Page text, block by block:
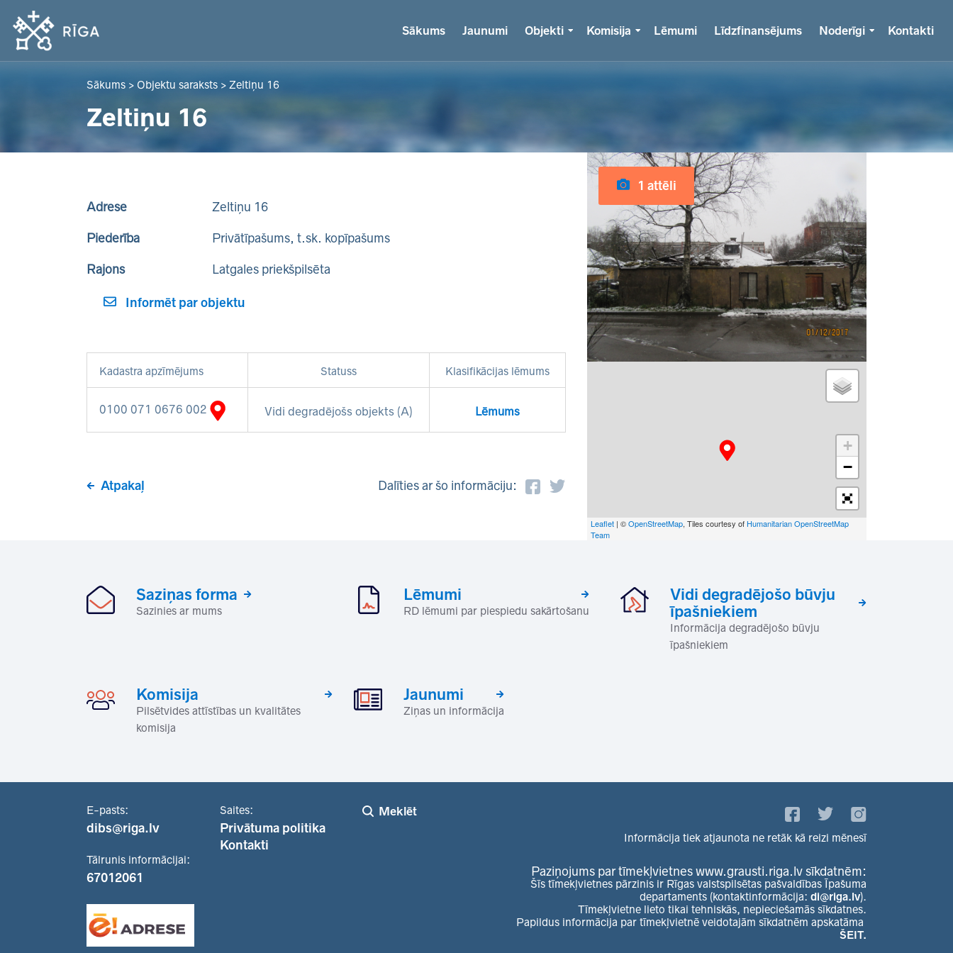
Sākums Jaunumi Objekti Komisija Lēmumi Līdzfinansējums Noderīgi Kontakti
Sākums > Objektu saraksts > Zeltiņu 16
Zeltiņu 16
Adrese Zeltiņu 16
Piederība Privātīpašums, t.sk. kopīpašums
Rajons Latgales priekšpilsēta
Informēt par objektu
Kadastra apzīmējums Statuss Klasifikācijas lēmums
0100 071 0676 002 Vidi degradējošs objekts (A) Lēmums
Atpakaļ Dalīties ar šo informāciju:
1 attēli
+
−
Leaflet | ©OpenStreetMap, Tiles courtesy of Humanitarian OpenStreetMap
Team
Saziņas forma
Sazinies ar mums
Lēmumi
RD lēmumi par piespiedu sakārtošanu
Vidi degradējošo būvju
īpašniekiem
Informācija degradējošo būvju
īpašniekiem
Komisija
Pilsētvides attīstības un kvalitātes
komisija
Jaunumi
Ziņas un informācija
E-pasts:
dibs@riga.lv
Tālrunis informācijai:
67012061
Saites:
Privātuma politika
Kontakti
Meklēt
Informācija tiek atjaunota ne retāk kā reizi mēnesī
Paziņojums par tīmekļvietnes www.grausti.riga.lv sīkdatnēm:
Šīs tīmekļvietnes pārzinis ir Rīgas valstspilsētas pašvaldības Īpašuma
departaments (kontaktinformācija: di@riga.lv).
Tīmekļvietne lieto tikai tehniskās, nepieciešamās sīkdatnes.
Papildus informācija par tīmekļvietnē veidotajām sīkdatnēm apskatāma
ŠEIT.